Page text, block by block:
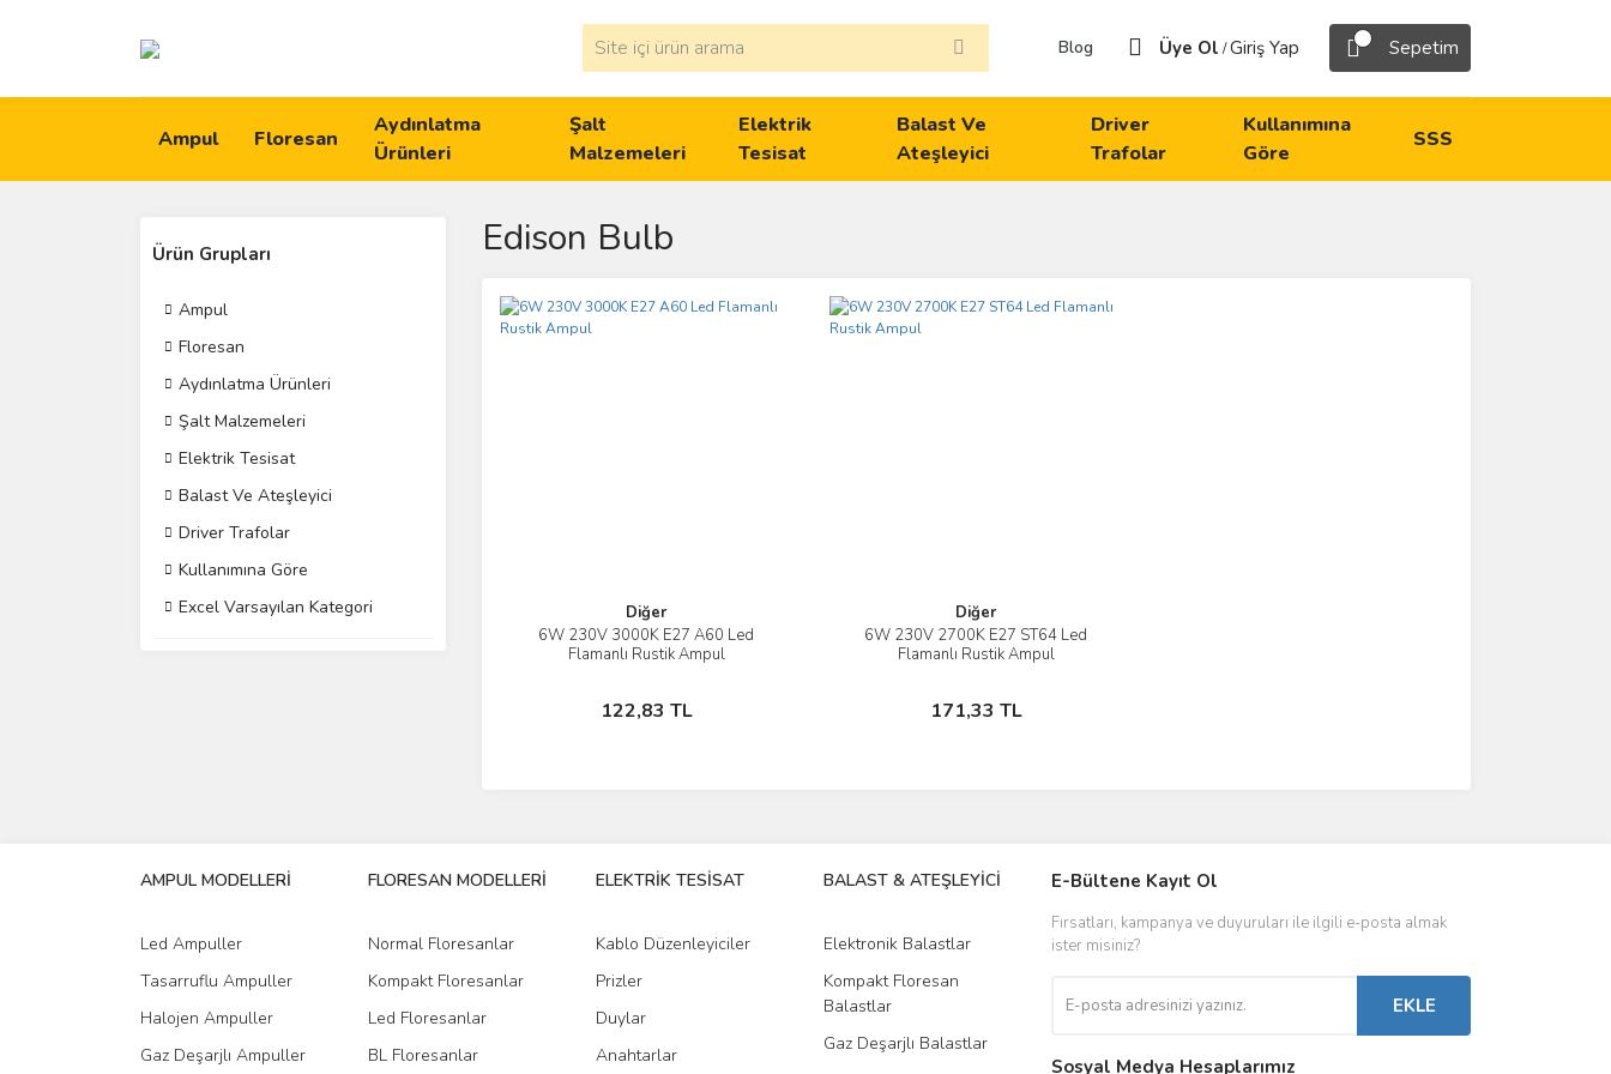
Blog Üye Ol /Giriş Yap Sepetim
Ampul Floresan
Aydınlatma
Ürünleri
Şalt
Malzemeleri
Elektrik
Tesisat
Balast Ve
Ateşleyici
Driver
Trafolar
Kullanımına
Göre
SSS
Ürün Grupları
Ampul
Floresan
Aydınlatma Ürünleri
Şalt Malzemeleri
Elektrik Tesisat
Balast Ve Ateşleyici
Driver Trafolar
Kullanımına Göre
Excel Varsayılan Kategori
Edison Bulb
Diğer
6W 230V 3000K E27 A60 Led
Flamanlı Rustik Ampul
122,83 TL
İncele
Sepete Ekle
Diğer
6W 230V 2700K E27 ST64 Led
Flamanlı Rustik Ampul
171,33 TL
İncele
Sepete Ekle
AMPUL MODELLERİ
Led Ampuller
Tasarruflu Ampuller
Halojen Ampuller
Gaz Deşarjlı Ampuller
FLORESAN MODELLERİ
Normal Floresanlar
Kompakt Floresanlar
Led Floresanlar
BL Floresanlar
ELEKTRİK TESİSAT
Kablo Düzenleyiciler
Prizler
Duylar
Anahtarlar
BALAST & ATEŞLEYİCİ
Elektronik Balastlar
Kompakt Floresan
Balastlar
Gaz Deşarjlı Balastlar
DRIVER & TRAFO
Led Driverlar
Kontaktörler
Sigorta & Otomatlar
E-Bültene Kayıt Ol
Fırsatları, kampanya ve duyuruları ile ilgili e-posta almak
ister misiniz?
EKLE
Sosyal Medya Hesaplarımız